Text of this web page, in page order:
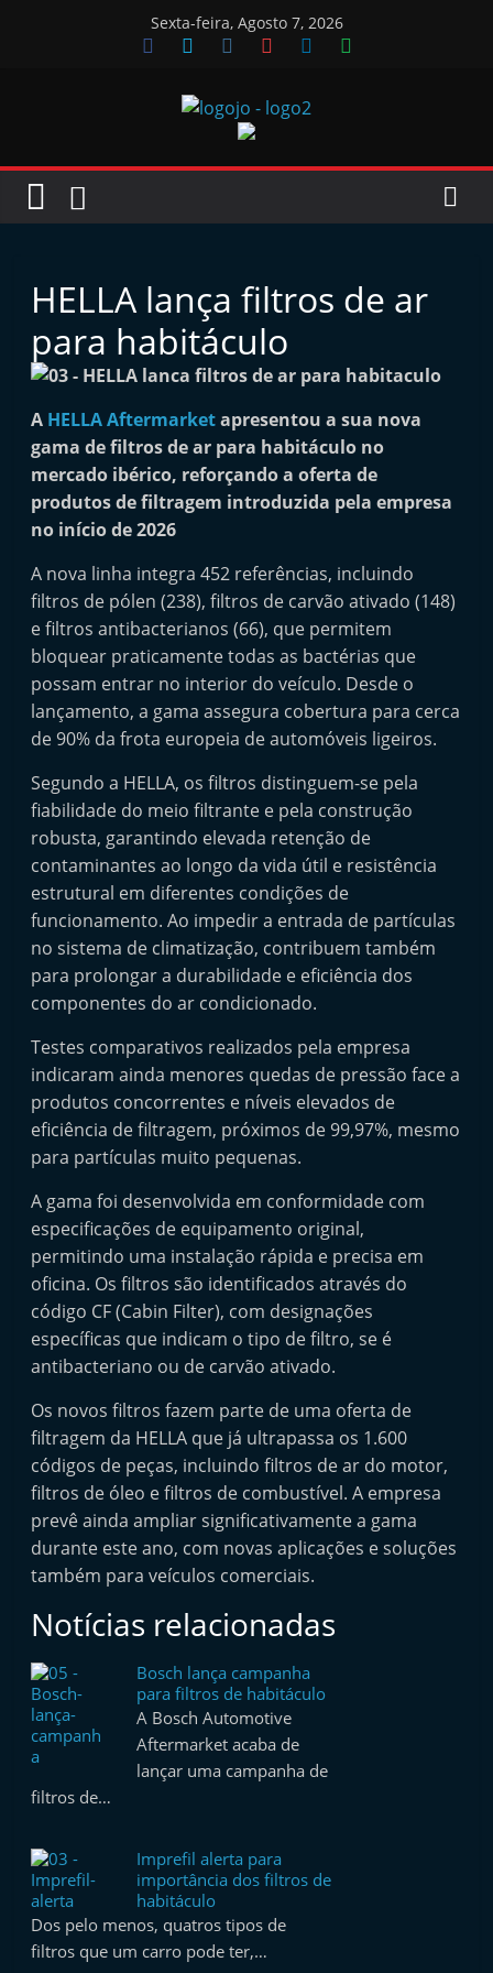
Sexta-feira, Agosto 7, 2026
Jornal
Oficinas
J
o
r
n
a
l
i
d
e
p
e
n
d
n
t
e
d
A
f
t
m
a
r
t
A
u
t
o
m
ó
v
e
l
e
m
P
r
t
u
g
HELLA lança filtros de ar
para habitáculo
A HELLA Aftermarketapresentou a sua nova
gama de filtros de ar para habitáculo no
mercado ibérico, reforçando a oferta de
produtos de filtragem introduzida pela empresa
no início de 2026
A nova linha integra 452 referências, incluindo
filtros de pólen (238), filtros de carvão ativado (148)
e filtros antibacterianos (66), que permitem
bloquear praticamente todas as bactérias que
possam entrar no interior do veículo. Desde o
lançamento, a gama assegura cobertura para cerca
de 90% da frota europeia de automóveis ligeiros.
Segundo a HELLA, os filtros distinguem-se pela
fiabilidade do meio filtrante e pela construção
robusta, garantindo elevada retenção de
contaminantes ao longo da vida útil e resistência
estrutural em diferentes condições de
funcionamento. Ao impedir a entrada de partículas
no sistema de climatização, contribuem também
para prolongar a durabilidade e eficiência dos
componentes do ar condicionado.
Testes comparativos realizados pela empresa
indicaram ainda menores quedas de pressão face a
produtos concorrentes e níveis elevados de
eficiência de filtragem, próximos de 99,97%, mesmo
para partículas muito pequenas.
A gama foi desenvolvida em conformidade com
especificações de equipamento original,
permitindo uma instalação rápida e precisa em
oficina. Os filtros são identificados através do
código CF (Cabin Filter), com designações
específicas que indicam o tipo de filtro, se é
antibacteriano ou de carvão ativado.
Os novos filtros fazem parte de uma oferta de
filtragem da HELLA que já ultrapassa os 1.600
códigos de peças, incluindo filtros de ar do motor,
filtros de óleo e filtros de combustível. A empresa
prevê ainda ampliar significativamente a gama
durante este ano, com novas aplicações e soluções
também para veículos comerciais.
Notícias relacionadas
Bosch lança campanha
para filtros de habitáculo
A Bosch Automotive
Aftermarket acaba de
lançar uma campanha de
filtros de…
Imprefil alerta para
importância dos filtros de
habitáculo
Dos pelo menos, quatros tipos de
filtros que um carro pode ter,…